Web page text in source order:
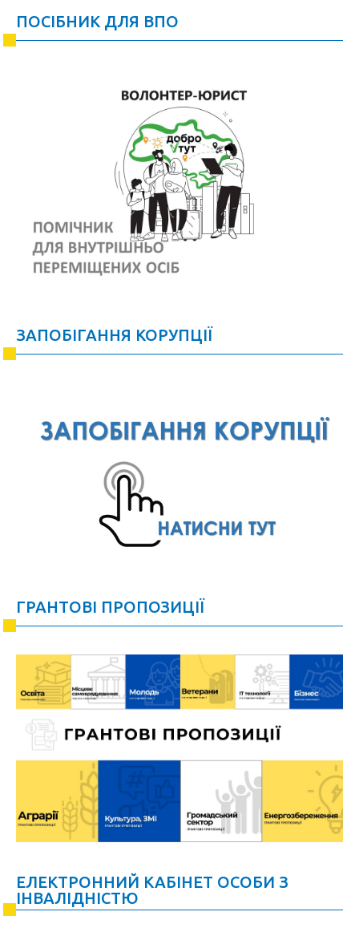
ПОСІБНИК ДЛЯ ВПО
ЗАПОБІГАННЯ КОРУПЦІЇ
ГРАНТОВІ ПРОПОЗИЦІЇ
ЕЛЕКТРОННИЙ КАБІНЕТ ОСОБИ З
ІНВАЛІДНІСТЮ